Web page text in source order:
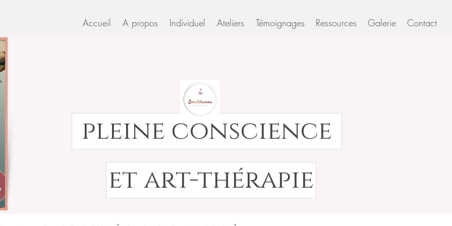
Accueil A propos Individuel Ateliers Témoignages Ressources Galerie Contact
pleine conscience
et art-thérapie